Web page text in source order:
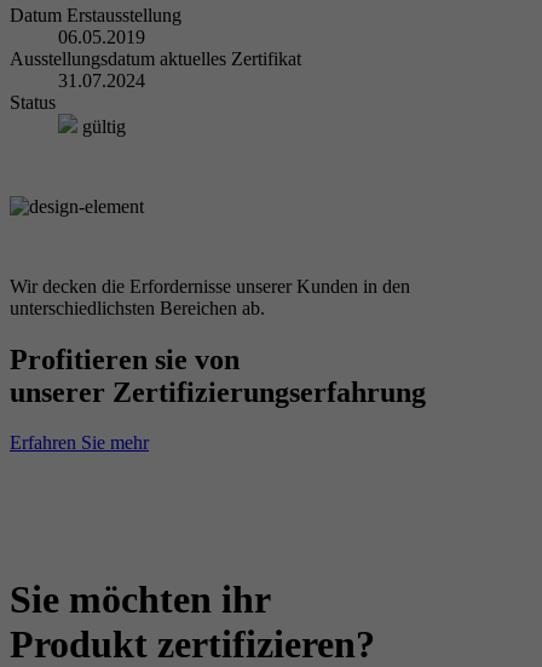
Datum Erstausstellung
06.05.2019
Ausstellungsdatum aktuelles Zertifikat
31.07.2024
Status
gültig
Wir decken die Erfordernisse unserer Kunden in den
unterschiedlichsten Bereichen ab.
Profitieren sie von
unserer Zertifizierungserfahrung
Erfahren Sie mehr
Sie möchten ihr
Produkt zertifizieren?